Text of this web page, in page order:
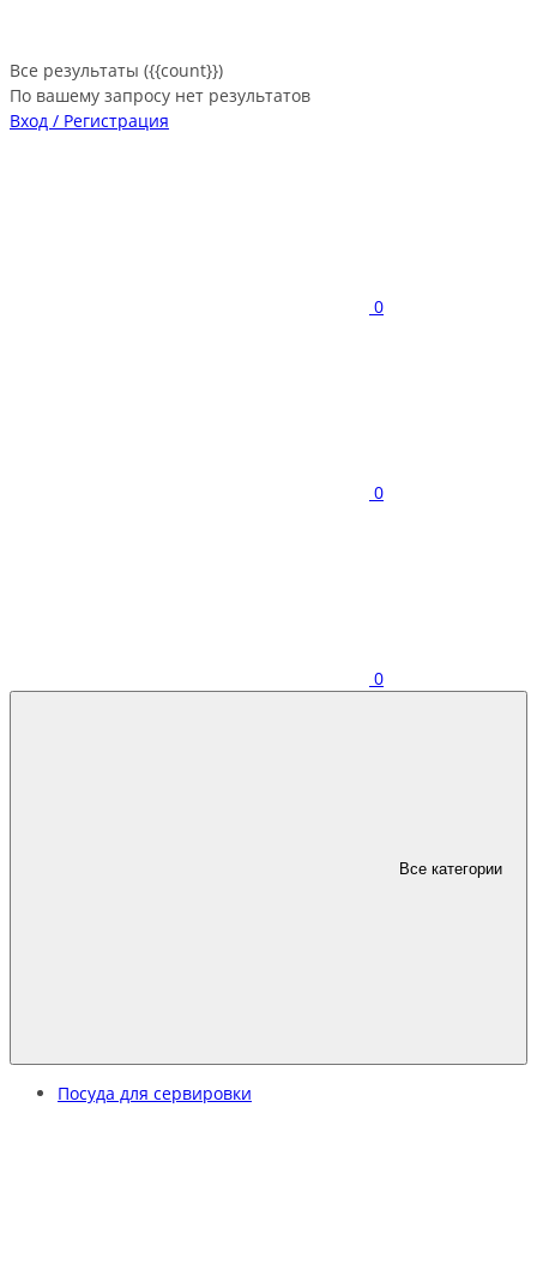
Все результаты ({{count}})
По вашему запросу нет результатов
Вход / Регистрация
0
0
0
Все категории
Посуда для сервировки